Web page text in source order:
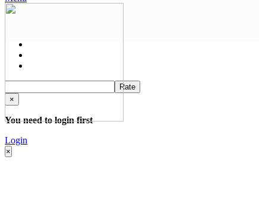
Rate
×
You need to login first
Login
×